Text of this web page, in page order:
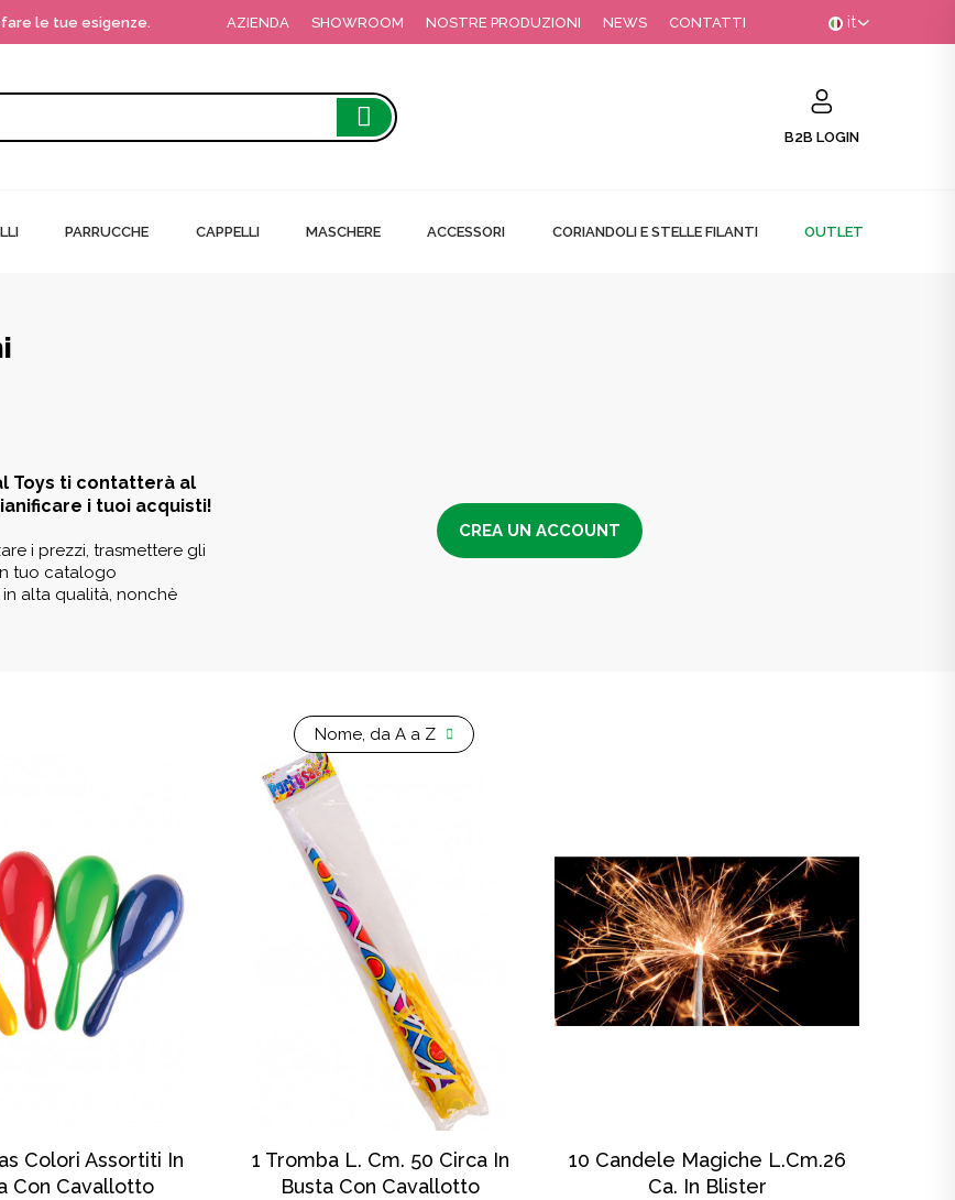
it
le tue esigenze. AZIENDA SHOWROOM NOSTRE PRODUZIONI NEWS CONTATTI
B2B LOGIN
PARRUCCHE CAPPELLI MASCHERE ACCESSORI CORIANDOLI E STELLE FILANTI OUTLET
Toys ti contatterà al
i tuoi acquisti!
i prezzi, trasmettere gli
tuo catalogo
alta qualità, nonchè
CREA UN ACCOUNT
Nome, da A a Z
Colori Assortiti In
Con Cavallotto
1 Tromba L. Cm. 50 Circa In
Busta Con Cavallotto
10 Candele Magiche L.Cm.26
Ca. In Blister